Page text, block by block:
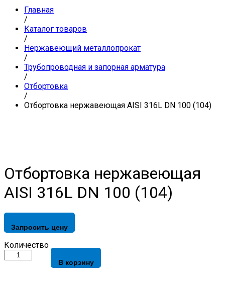
Главная
/
Каталог товаров
/
Нержавеющий металлопрокат
/
Трубопроводная и запорная арматура
/
Отбортовка
/
Отбортовка нержавеющая AISI 316L DN 100 (104)
Отбортовка нержавеющая
AISI 316L DN 100 (104)
Запросить цену
Отбортовка
нержавеющая
Количество
В корзину